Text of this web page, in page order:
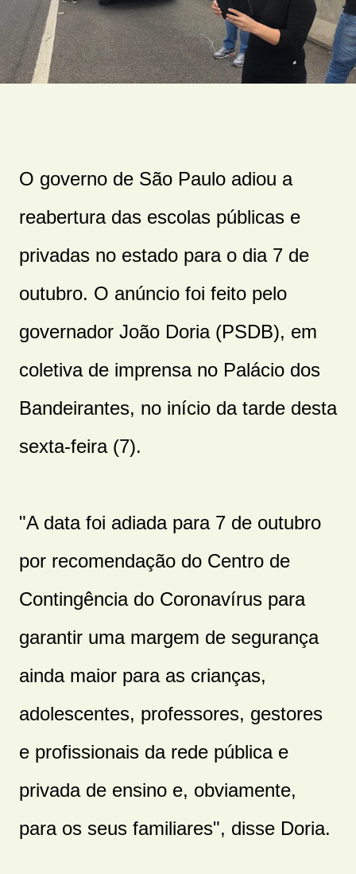
O governo de São Paulo adiou a
reabertura das escolas públicas e
privadas no estado para o dia 7 de
outubro. O anúncio foi feito pelo
governador João Doria (PSDB), em
coletiva de imprensa no Palácio dos
Bandeirantes, no início da tarde desta
sexta-feira (7).
"A data foi adiada para 7 de outubro
por recomendação do Centro de
Contingência do Coronavírus para
garantir uma margem de segurança
ainda maior para as crianças,
adolescentes, professores, gestores
e profissionais da rede pública e
privada de ensino e, obviamente,
para os seus familiares", disse Doria.